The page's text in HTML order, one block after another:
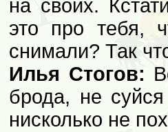
на своих.
это про тебя,
снимали? Так
Илья Стогов:
брода, не
нисколько не